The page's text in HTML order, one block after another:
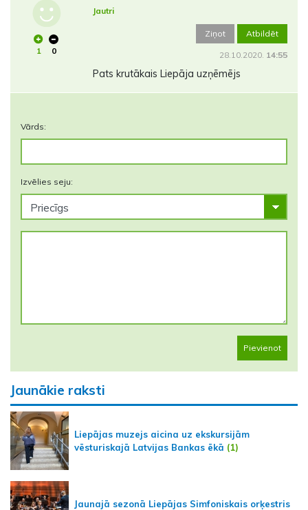
1 0
Jautri
Ziņot Atbildēt
28.10.2020. 14:55
Pats krutākais Liepāja uzņēmējs
Vārds:
Izvēlies seju:
Pievienot
Jaunākie raksti
Liepājas muzejs aicina uz ekskursijām
vēsturiskajā Latvijas Bankas ēkā (1)
Jaunajā sezonā Liepājas Simfoniskais orķestris